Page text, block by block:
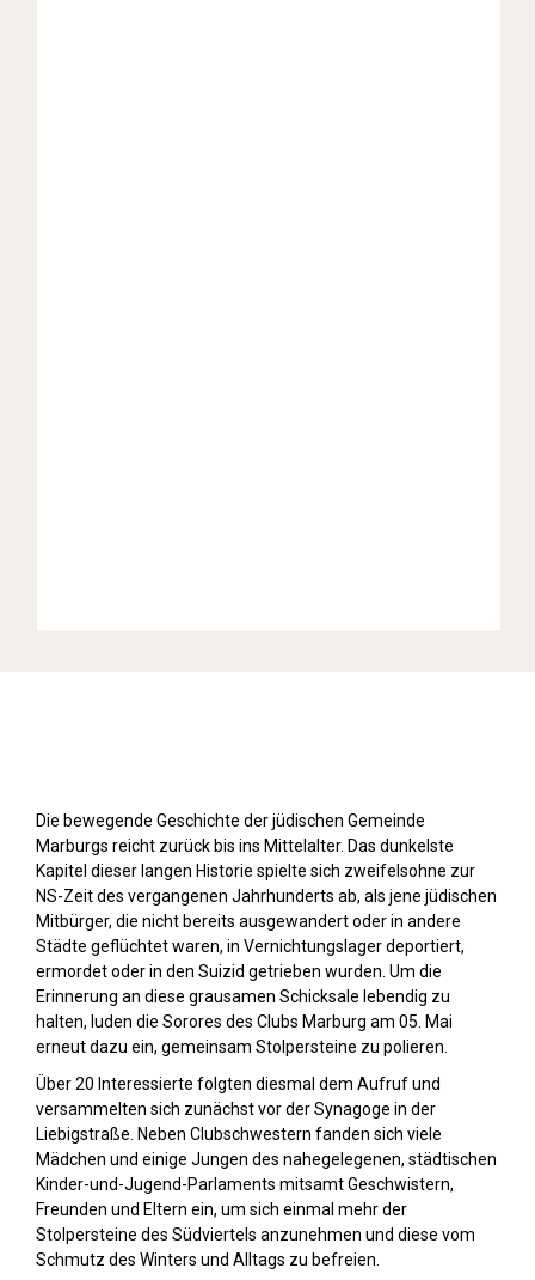
Die bewegende Geschichte der jüdischen Gemeinde
Marburgs reicht zurück bis ins Mittelalter. Das dunkelste
Kapitel dieser langen Historie spielte sich zweifelsohne zur
NS-Zeit des vergangenen Jahrhunderts ab, als jene jüdischen
Mitbürger, die nicht bereits ausgewandert oder in andere
Städte geflüchtet waren, in Vernichtungslager deportiert,
ermordet oder in den Suizid getrieben wurden. Um die
Erinnerung an diese grausamen Schicksale lebendig zu
halten, luden die Sorores des Clubs Marburg am 05. Mai
erneut dazu ein, gemeinsam Stolpersteine zu polieren.
Über 20 Interessierte folgten diesmal dem Aufruf und
versammelten sich zunächst vor der Synagoge in der
Liebigstraße. Neben Clubschwestern fanden sich viele
Mädchen und einige Jungen des nahegelegenen, städtischen
Kinder-und-Jugend-Parlaments mitsamt Geschwistern,
Freunden und Eltern ein, um sich einmal mehr der
Stolpersteine des Südviertels anzunehmen und diese vom
Schmutz des Winters und Alltags zu befreien.